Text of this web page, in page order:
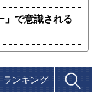
」で意識される
ランキング